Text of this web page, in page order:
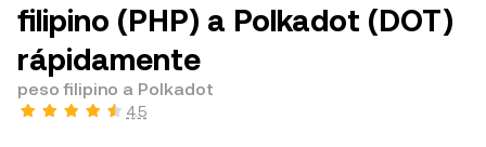
filipino (PHP) a Polkadot (DOT)
rápidamente
peso filipino a Polkadot
4.5